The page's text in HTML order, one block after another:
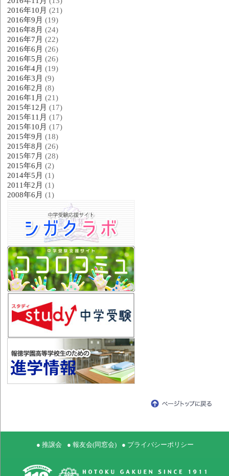
2016年10月 (21)
2016年9月 (19)
2016年8月 (24)
2016年7月 (22)
2016年6月 (26)
2016年5月 (26)
2016年4月 (19)
2016年3月 (9)
2016年2月 (8)
2016年1月 (21)
2015年12月 (17)
2015年11月 (17)
2015年10月 (17)
2015年9月 (18)
2015年8月 (26)
2015年7月 (28)
2015年6月 (2)
2014年5月 (1)
2011年2月 (1)
2008年6月 (1)
● 推譲会 ● 報友会(同窓会) ● プライバシーポリシー